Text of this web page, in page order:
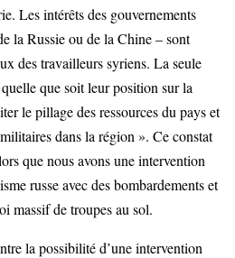
Les intérêts des gouvernements
la Russie ou de la Chine – sont
des travailleurs syriens. La seule
que soit leur position sur la
le pillage des ressources du pays et
dans la région ». Ce constat
que nous avons une intervention
russe avec des bombardements et
massif de troupes au sol.
la possibilité d’une intervention